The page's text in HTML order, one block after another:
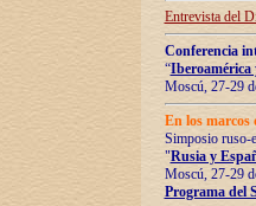
Entrevista del
Conferencia
“Iberoamérica
Moscú, 27-29
En los marcos
Simposio ruso-
"Rusia y
Moscú, 27-29
Programa del